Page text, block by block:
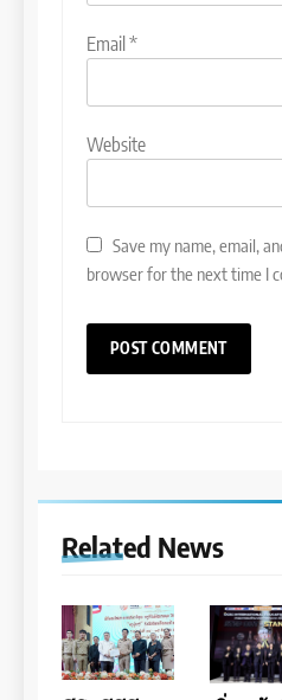
Email*
Website
Save my name, email,
browser for the next time I
Related News